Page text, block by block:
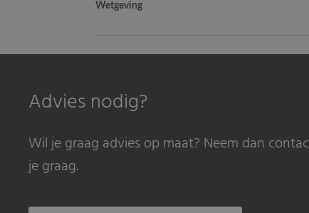
Wetgeving
Advies nodig?
Wil je graag advies op maat? Neem dan
je graag.